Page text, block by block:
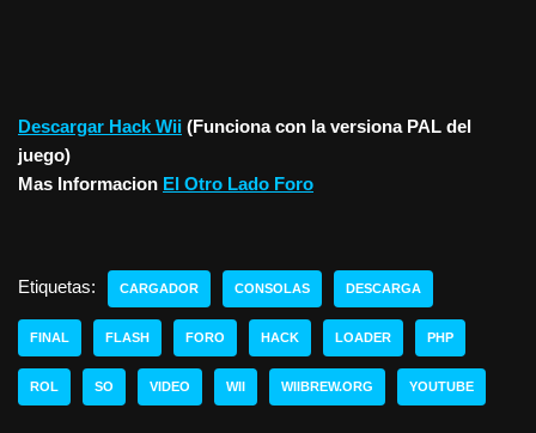
Descargar Hack Wii (Funciona con la versiona PAL del
juego)
Mas Informacion El Otro Lado Foro
Etiquetas: CARGADOR CONSOLAS DESCARGA
FINAL FLASH FORO HACK LOADER PHP
ROL SO VIDEO WII WIIBREW.ORG YOUTUBE